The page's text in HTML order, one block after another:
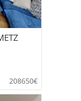
208650€